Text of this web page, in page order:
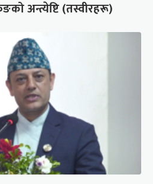
अन्त्येष्टि (तस्वीरहरू)